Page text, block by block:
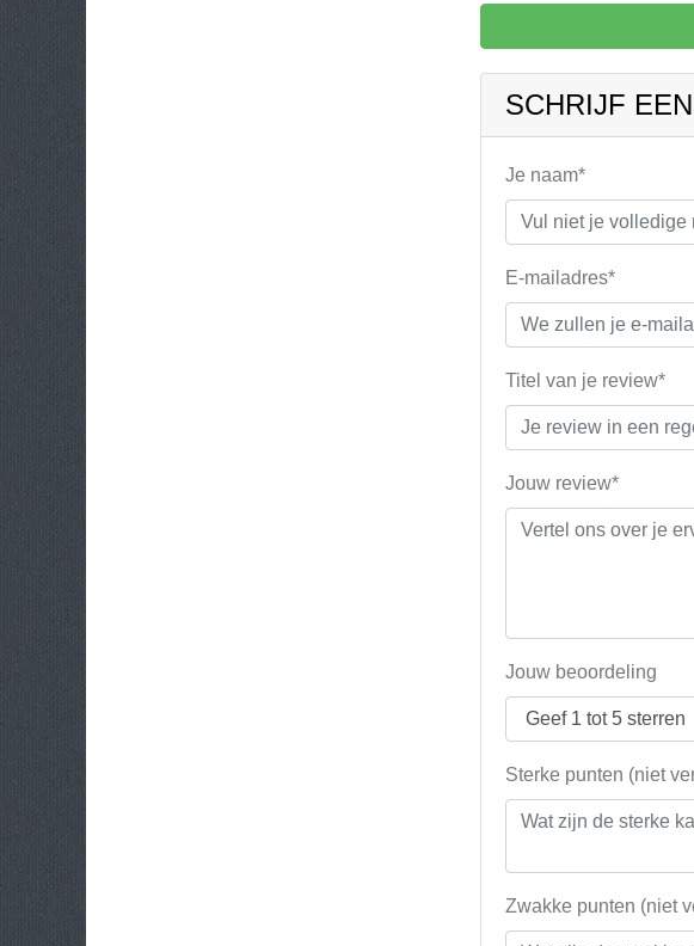
SCHRIJF
Je naam*
E-mailadres*
Titel van je review*
Jouw review*
Jouw beoordeling
Sterke punten (niet
Zwakke punten (niet